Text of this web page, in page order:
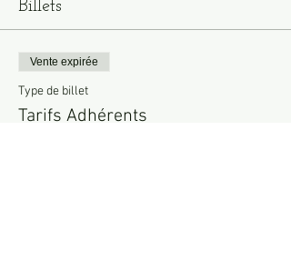
Billets
Vente expirée
Type de billet
Tarifs Adhérents